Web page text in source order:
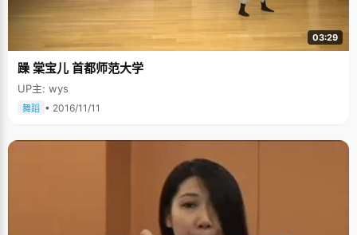
03:29
躁 棠宝儿 首都师范大学
UP主: wys
舞蹈 • 2016/11/11